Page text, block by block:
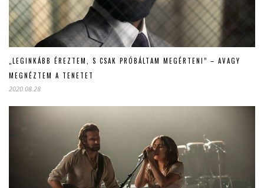
„LEGINKÁBB ÉREZTEM, S CSAK PRÓBÁLTAM MEGÉRTENI” – AVAGY
MEGNÉZTEM A TENETET
2020.08.28